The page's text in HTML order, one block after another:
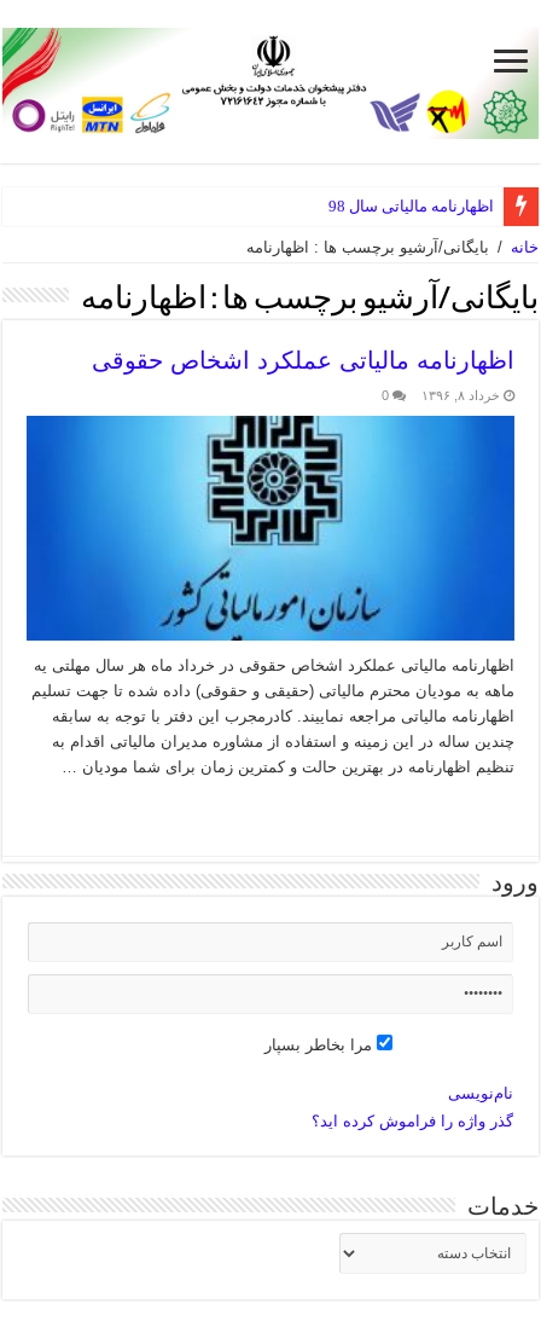
اظهارنامه مالیاتی سال 98
خانه / بایگانی/آرشیو برچسب ها : اظهارنامه
بایگانی/آرشیو برچسب ها : اظهارنامه
اظهارنامه مالیاتی عملکرد اشخاص حقوقی
خرداد ۸, ۱۳۹۶ 0
اظهارنامه مالیاتی عملکرد اشخاص حقوقی در خرداد ماه هر سال مهلتی یه
ماهه به مودیان محترم مالیاتی (حقیقی و حقوقی) داده شده تا جهت تسلیم
اظهارنامه مالیاتی مراجعه نماییند. کادرمجرب این دفتر با توجه به سابقه
چندین ساله در این زمینه و استفاده از مشاوره مدیران مالیاتی اقدام به
تنظیم اظهارنامه در بهترین حالت و کمترین زمان برای شما مودیان …
ورود
مرا بخاطر بسپار
نام‌نویسی
گذر واژه را فراموش کرده اید؟
خدمات